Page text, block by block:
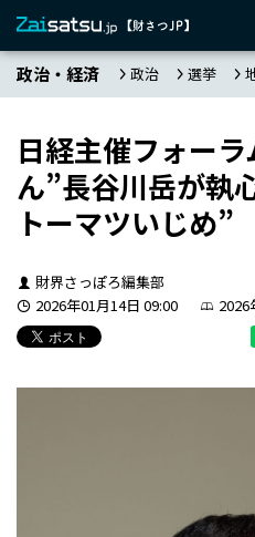
政治・経済 政治 選挙
日経主催フォー
ん”長谷川岳が執
トーマツいじめ”
財界さっぽろ編集部
2026年01月14日 09:00
2026